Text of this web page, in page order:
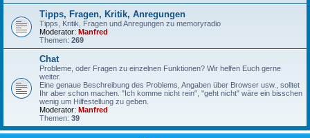
Tipps, Fragen, Kritik, Anregungen
Tipps, Kritik, Fragen und Anregungen zu memoryradio
Moderator: Manfred
Themen: 269
Chat
Probleme, oder Fragen zu einzelnen Funktionen? Wir helfen Euch gerne
weiter.
Eine genaue Beschreibung des Problems, Angaben über Browser usw., solltet
Ihr aber schon machen. "Ich komme nicht rein", "geht nicht" wäre ein bisschen
wenig um Hilfestellung zu geben.
Moderator: Manfred
Themen: 39